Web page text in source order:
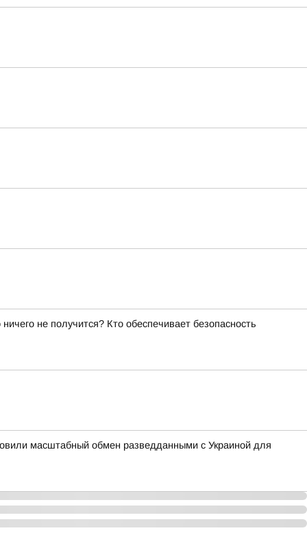
не получится? Кто обеспечивает безопасность
масштабный обмен разведданными с Украиной для